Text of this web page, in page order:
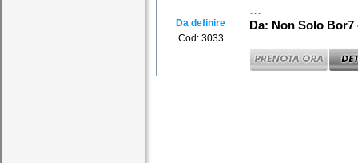
Da definire
Cod: 3033
...
Da: Non Solo